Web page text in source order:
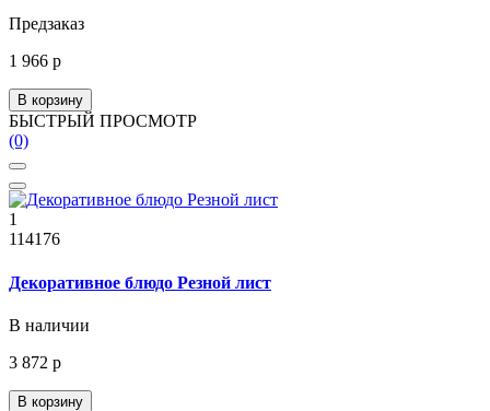
Предзаказ
1 966 р
В корзину
БЫСТРЫЙ ПРОСМОТР
(0)
1
114176
Декоративное блюдо Резной лист
В наличии
3 872 р
В корзину